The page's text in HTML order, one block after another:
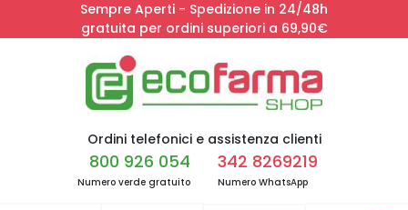
Sempre Aperti - Spedizione in 24/48h
gratuita per ordini superiori a 69,90€
Ordini telefonici e assistenza clienti
800 926 054
Numero verde gratuito
342 8269219
Numero WhatsApp